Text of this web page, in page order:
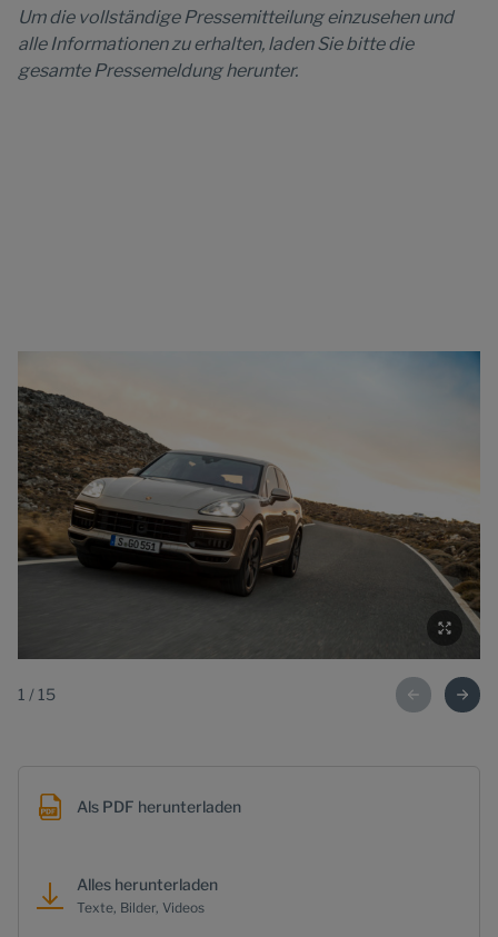
Um die vollständige Pressemitteilung einzusehen und
alle Informationen zu erhalten, laden Sie bitte die
gesamte Pressemeldung herunter.
1 / 15
Als PDF herunterladen
Alles herunterladen
Texte, Bilder, Videos